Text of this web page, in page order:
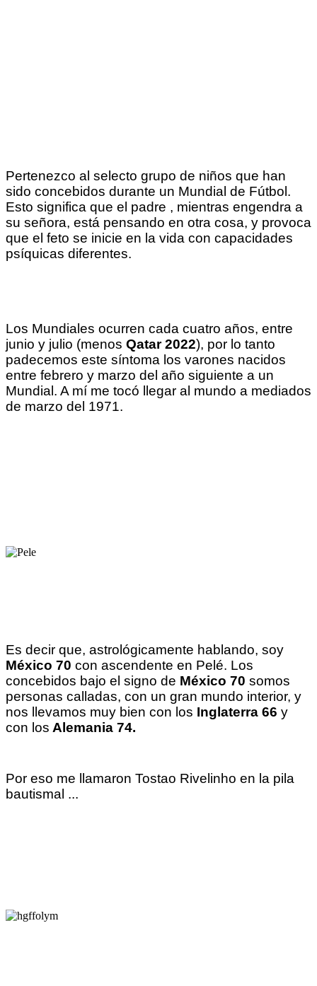
Pertenezco al selecto grupo de niños que han
sido concebidos durante un Mundial de Fútbol.
Esto significa que el padre , mientras engendra a
su señora, está pensando en otra cosa, y provoca
que el feto se inicie en la vida con capacidades
psíquicas diferentes.
Los Mundiales ocurren cada cuatro años, entre
junio y julio (menos Qatar 2022), por lo tanto
padecemos este síntoma los varones nacidos
entre febrero y marzo del año siguiente a un
Mundial. A mí me tocó llegar al mundo a mediados
de marzo del 1971.
Es decir que, astrológicamente hablando, soy
México 70 con ascendente en Pelé. Los
concebidos bajo el signo de México 70 somos
personas calladas, con un gran mundo interior, y
nos llevamos muy bien con los Inglaterra 66 y
con los Alemania 74.
Por eso me llamaron Tostao Rivelinho en la pila
bautismal ...